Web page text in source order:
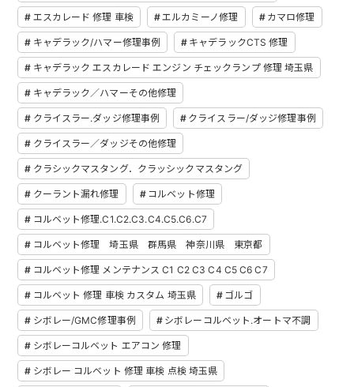
エスカレード 修理 車検 エルカミーノ修理 カマロ修理
キャデラック/ハマー修理事例 キャデラックCTS 修理
キャデラック エスカレード エンジン チェックランプ 修理 埼玉県
キャデラック／ハマーその他修理
クライスラー.ダッジ修理事例 クライスラー/ダッジ修理事例
クライスラー／ダッジその他修理
クラシックマスタング．クラッシックマスタング
クーラント漏れ修理 コルベット修理
コルベット修理.C1.C2.C3.C4.C5.C6.C7
コルベット修理 埼玉県 群馬県 神奈川県 東京都
コルベット修理 メンテナンス C1 C2 C3 C4 C5 C6 C7
コルベット 修理 車検 カスタム 埼玉県 ゴルゴ
シボレー/GMC修理事例 シボレーコルベット.オートマ不調
シボレーコルベット エアコン 修理
シボレー コルベット 修理 車検 点検 埼玉県